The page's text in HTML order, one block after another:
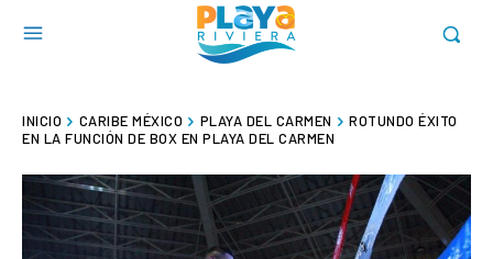
INICIO CARIBE MÉXICO PLAYA DEL CARMEN
ROTUNDO ÉXITO
EN LA FUNCIÓN DE BOX EN PLAYA DEL CARMEN